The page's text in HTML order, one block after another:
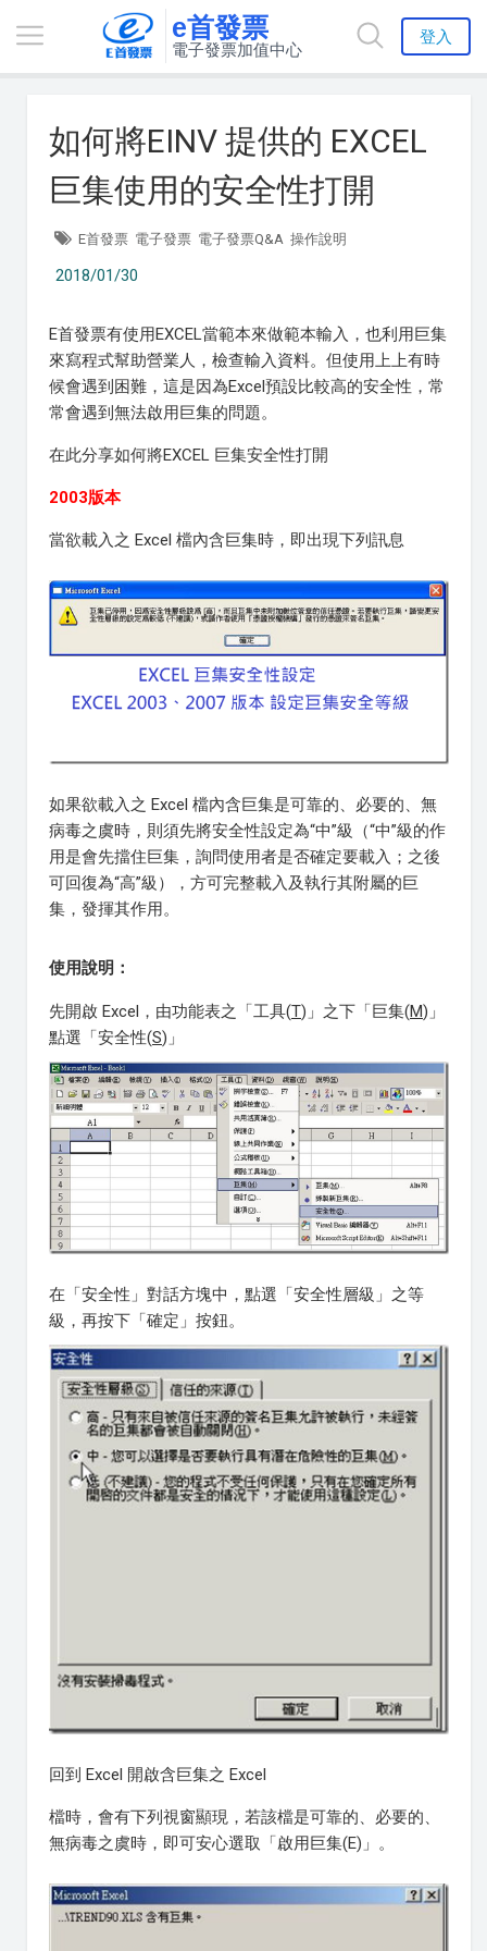
e首發票
電子發票加值中心
登入
如何將EINV 提供的 EXCEL
巨集使用的安全性打開
E首發票 電子發票 電子發票Q&A 操作說明
2018/01/30
E首發票有使用EXCEL當範本來做範本輸入，也利用巨集
來寫程式幫助營業人，檢查輸入資料。但使用上上有時
候會遇到困難，這是因為Excel預設比較高的安全性，常
常會遇到無法啟用巨集的問題。
在此分享如何將EXCEL 巨集安全性打開
2003版本
當欲載入之 Excel 檔內含巨集時，即出現下列訊息
如果欲載入之 Excel 檔內含巨集是可靠的、必要的、無
病毒之虞時，則須先將安全性設定為“中”級（“中”級的作
用是會先擋住巨集，詢問使用者是否確定要載入；之後
可回復為“高”級），方可完整載入及執行其附屬的巨
集，發揮其作用。
使用說明：
先開啟 Excel，由功能表之「工具(T)」之下「巨集(M)」
點選「安全性(S)」
在「安全性」對話方塊中，點選「安全性層級」之等
級，再按下「確定」按鈕。
回到 Excel 開啟含巨集之 Excel
檔時，會有下列視窗顯現，若該檔是可靠的、必要的、
無病毒之虞時，即可安心選取「啟用巨集(E)」。